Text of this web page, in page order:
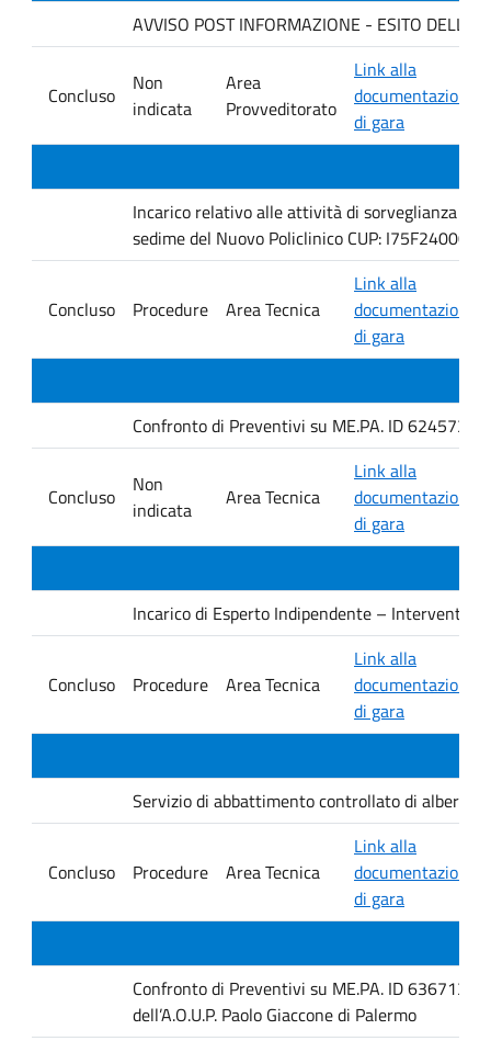
AVVISO POST INFORMAZIONE - ESITO
Concluso
Non
indicata
Area
Provveditorato
Link alla
documentazione
di gara
Incarico relativo alle attività di sorveglianza e
sedime del Nuovo Policlinico CUP:
Concluso Procedure Area Tecnica
Link alla
documentazione
di gara
Confronto di Preventivi su ME.PA. ID 6245735
Concluso
Non
indicata
Area Tecnica
Link alla
documentazione
di gara
Incarico di Esperto Indipendente – Interventi
Concluso Procedure Area Tecnica
Link alla
documentazione
di gara
Servizio di abbattimento controllato di
Concluso Procedure Area Tecnica
Link alla
documentazione
di gara
Confronto di Preventivi su ME.PA. ID 6367131
dell’A.O.U.P. Paolo Giaccone di Palermo